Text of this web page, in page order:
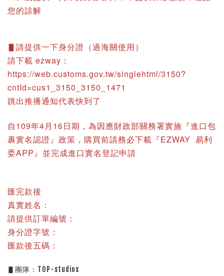
您的諒解
▋請提供一下身分證（過海關使用）
請下載 ezway：
https://web.customs.gov.tw/singlehtml/3150?
cntId=cus1_3150_3150_1471
跳出推播通知代表快到了
自109年4月16日期，為因應財政部關務署實施『進口包
裹實名認證』政策，購買前請務必下載『EZWAY 易利
委APP』並完成進口實名登記申請
匯完款後
真實姓名：
請提供訂單編號：
身分證字號：
匯款後五碼：
▋團隊：TOP-studios